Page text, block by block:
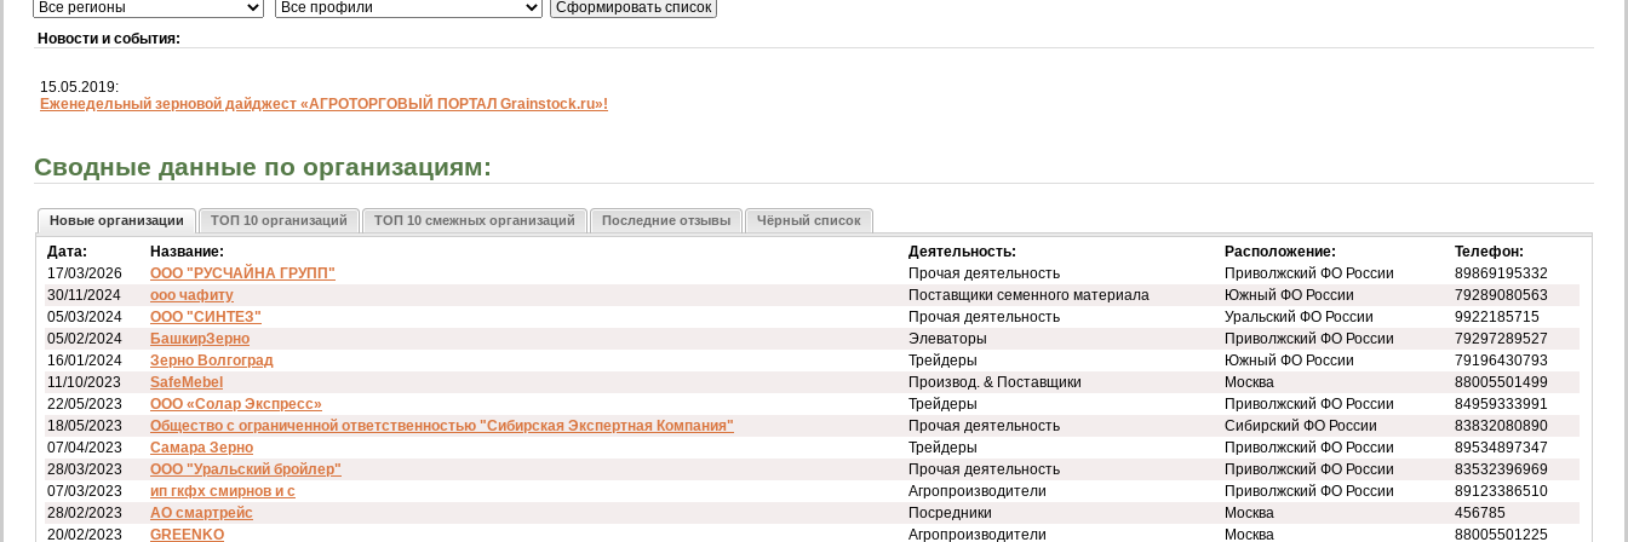
Новости и события:
15.05.2019:
Еженедельный зерновой дайджест «АГРОТОРГОВЫЙ ПОРТАЛ Grainstock.ru»!
Сводные данные по организациям:
Новые организации ТОП 10 организаций ТОП 10 смежных организаций Последние отзывы Чёрный список
Дата: Название: Деятельность: Расположение:
Телефон:
17/03/2026
ООО "РУСЧАЙНА ГРУПП" Прочая деятельность Приволжский ФО России
89869195332
30/11/2024
ооо чафиту Поставщики семенного материала Южный ФО России
79289080563
05/03/2024
ООО "СИНТЕЗ" Прочая деятельность Уральский ФО России
9922185715
05/02/2024
БашкирЗерно Элеваторы Приволжский ФО России
79297289527
16/01/2024
Зерно Волгоград Трейдеры Южный ФО России
79196430793
11/10/2023
SafeMebel Производ. & Поставщики Москва
88005501499
22/05/2023
ООО «Солар Экспресс» Трейдеры Приволжский ФО России
84959333991
18/05/2023
Общество с ограниченной ответственностью "Сибирская Экспертная Компания" Прочая деятельность Сибирский ФО России
83832080890
07/04/2023
Самара Зерно Трейдеры Приволжский ФО России
89534897347
28/03/2023
ООО "Уральский бройлер" Прочая деятельность Приволжский ФО России
83532396969
07/03/2023
ип гкфх смирнов и с Агропроизводители Приволжский ФО России
89123386510
28/02/2023
АО смартрейс Посредники Москва
456785
20/02/2023
GREENKO Агропроизводители Москва 88005501225